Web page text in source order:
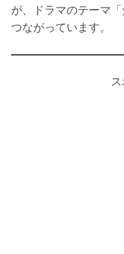
が、ドラマのテーマ
つながっています。